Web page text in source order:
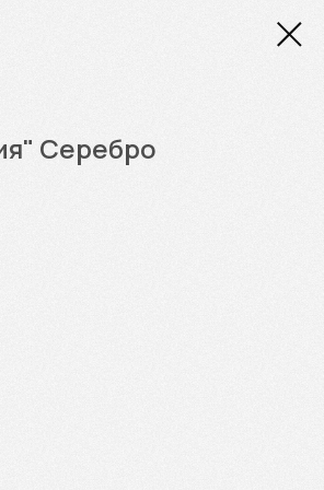
Серебро